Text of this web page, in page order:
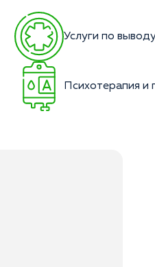
Услуги по
Психотерапия и